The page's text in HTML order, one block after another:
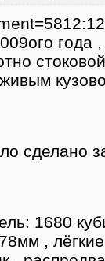
года
сделано
1680
,